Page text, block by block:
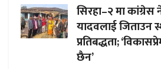
सिरहा–२ मा कांग्रेस
यादवलाई जिताउन
प्रतिबद्धता;
छैन’